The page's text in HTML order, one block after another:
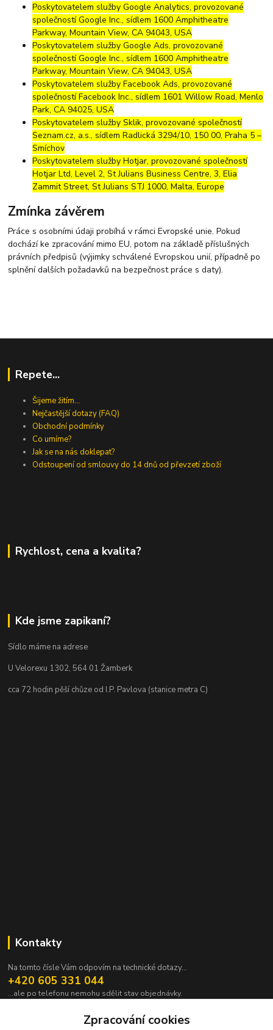
Poskytovatelem služby Google Analytics, provozované
společností Google Inc., sídlem 1600 Amphitheatre
Parkway, Mountain View, CA 94043, USA
Poskytovatelem služby Google Ads, provozované
společností Google Inc., sídlem 1600 Amphitheatre
Parkway, Mountain View, CA 94043, USA
Poskytovatelem služby Facebook Ads, provozované
společností Facebook Inc., sídlem 1601 Willow Road, Menlo
Park, CA 94025, USA
Poskytovatelem služby Sklik, provozované společností
Seznam.cz, a.s., sídlem Radlická 3294/10, 150 00, Praha 5 –
Smíchov
Poskytovatelem služby Hotjar, provozované společností
Hotjar Ltd, Level 2, St Julians Business Centre, 3, Elia
Zammit Street, St Julians STJ 1000, Malta, Europe
Zmínka závěrem
Práce s osobními údaji probíhá v rámci Evropské unie. Pokud
dochází ke zpracování mimo EU, potom na základě příslušných
právních předpisů (výjimky schválené Evropskou unií, případně po
splnění dalších požadavků na bezpečnost práce s daty).
Repete...
Šijeme žitím...
Nejčastější dotazy (FAQ)
Obchodní podmínky
Co umíme?
Jak se na nás doklepat?
Odstoupení od smlouvy do 14 dnů od převzetí zboží
Rychlost, cena a kvalita?
Kde jsme zapikaní?
Sídlo máme na adrese
U Velorexu 1302, 564 01 Žamberk
cca 72 hodin pěší chůze od I.P. Pavlova (stanice metra C)
Kontakty
Na tomto čísle Vám odpovím na technické dotazy...
+420 605 331 044
...ale po telefonu nemohu sdělit stav objednávky.
pavek@janpavek.comZpracování cookies